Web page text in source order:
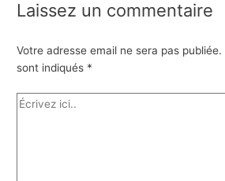
Laissez un commentaire
Votre adresse email ne sera pas publiée.
sont indiqués *